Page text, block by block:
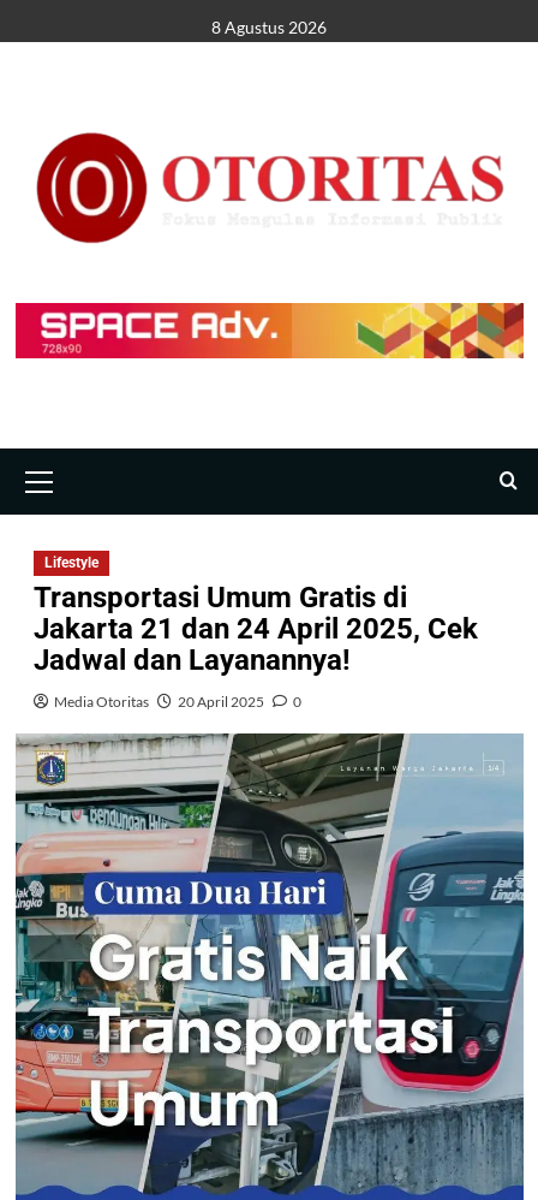
8 Agustus 2026
Lifestyle
Transportasi Umum Gratis di
Jakarta 21 dan 24 April 2025, Cek
Jadwal dan Layanannya!
Media Otoritas 20 April 2025 0